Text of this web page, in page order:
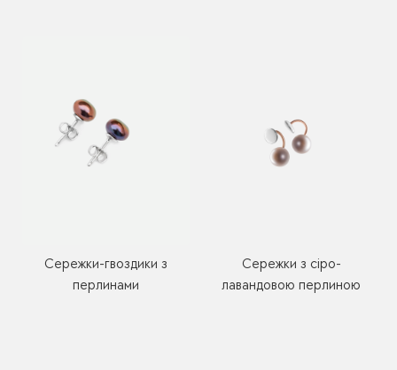
Сережки-гвоздики з
перлинами
Сережки з сіро-
лавандовою перлиною